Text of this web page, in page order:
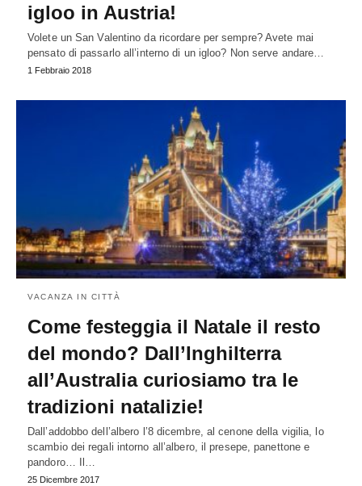
igloo in Austria!
Volete un San Valentino da ricordare per sempre? Avete mai
pensato di passarlo all’interno di un igloo? Non serve andare…
1 Febbraio 2018
VACANZA IN CITTÀ
Come festeggia il Natale il resto
del mondo? Dall’Inghilterra
all’Australia curiosiamo tra le
tradizioni natalizie!
Dall’addobbo dell’albero l’8 dicembre, al cenone della vigilia, lo
scambio dei regali intorno all’albero, il presepe, panettone e
pandoro… Il…
25 Dicembre 2017